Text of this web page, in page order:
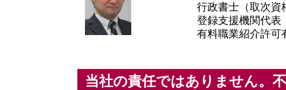
行政書士（取次資
登録支援機関代表
有料職業紹介許可
当社の責任ではありません。